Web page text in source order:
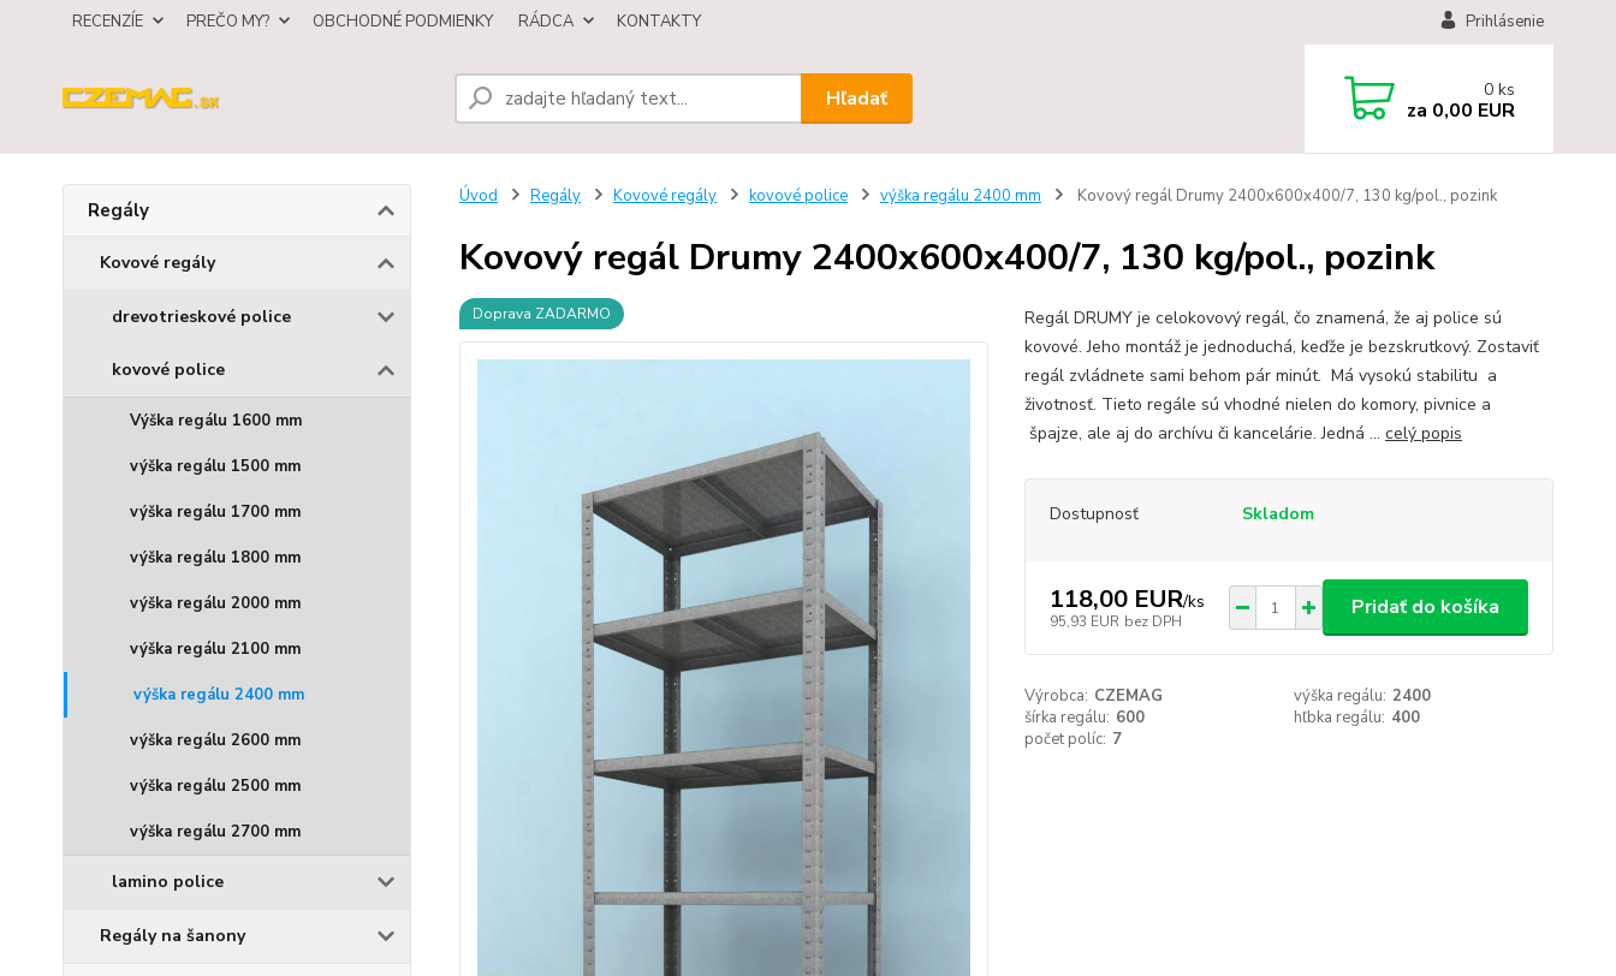
RECENZÍE PREČO MY? OBCHODNÉ PODMIENKY RÁDCA KONTAKTY Prihlásenie
Hľadať 0 ks
za 0,00 EUR
Regály
Kovové regály
drevotrieskové police
kovové police
Výška regálu 1600 mm
výška regálu 1500 mm
výška regálu 1700 mm
výška regálu 1800 mm
výška regálu 2000 mm
výška regálu 2100 mm
výška regálu 2400 mm
výška regálu 2600 mm
výška regálu 2500 mm
výška regálu 2700 mm
lamino police
Regály na šanony
Úvod Regály Kovové regály kovové police výška regálu 2400 mm Kovový regál Drumy 2400x600x400/7, 130 kg/pol., pozink
Kovový regál Drumy 2400x600x400/7, 130 kg/pol., pozink
Doprava ZADARMO
Regál DRUMY je celokovový regál, čo znamená, že aj police sú
kovové. Jeho montáž je jednoduchá, keďže je bezskrutkový. Zostaviť
regál zvládnete sami behom pár minút. Má vysokú stabilitu a
životnosť. Tieto regále sú vhodné nielen do komory, pivnice a
špajze, ale aj do archívu či kancelárie. Jedná ... celý popis
Dostupnosť Skladom
118,00 EUR/ks
95,93 EUR bez DPH
Pridať do košíka
Výrobca: CZEMAG výška regálu: 2400
šírka regálu: 600 hľbka regálu: 400
počet políc: 7